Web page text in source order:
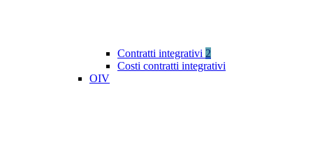
Contratti integrativi 2
Costi contratti integrativi
OIV